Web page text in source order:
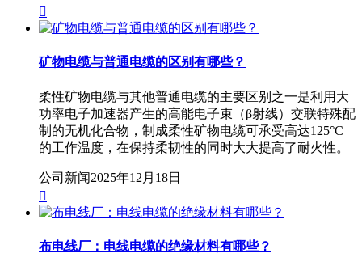

矿物电缆与普通电缆的区别有哪些？
柔性矿物电缆与其他普通电缆的主要区别之一是利用大
功率电子加速器产生的高能电子束（β射线）交联特殊配
制的无机化合物，制成柔性矿物电缆可承受高达125°C
的工作温度，在保持柔韧性的同时大大提高了耐火性。
公司新闻2025年12月18日

布电线厂：电线电缆的绝缘材料有哪些？